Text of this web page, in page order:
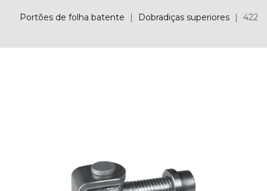
Portões de folha batente | Dobradiças superiores | 422